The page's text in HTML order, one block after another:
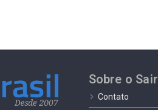
Sobre o Sair
Contato